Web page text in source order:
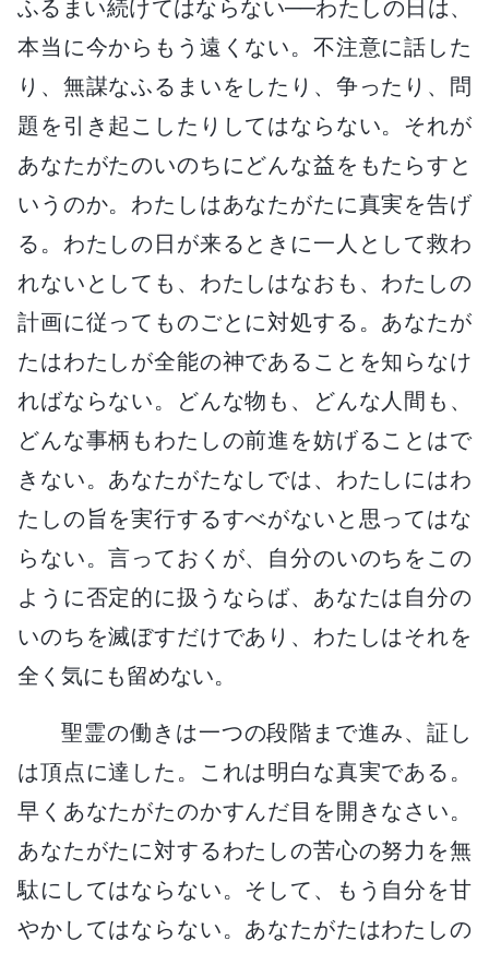
ふるまい続けてはならない──わたしの日は、
本当に今からもう遠くない。不注意に話した
り、無謀なふるまいをしたり、争ったり、問
題を引き起こしたりしてはならない。それが
あなたがたのいのちにどんな益をもたらすと
いうのか。わたしはあなたがたに真実を告げ
る。わたしの日が来るときに一人として救わ
れないとしても、わたしはなおも、わたしの
計画に従ってものごとに対処する。あなたが
たはわたしが全能の神であることを知らなけ
ればならない。どんな物も、どんな人間も、
どんな事柄もわたしの前進を妨げることはで
きない。あなたがたなしでは、わたしにはわ
たしの旨を実行するすべがないと思ってはな
らない。言っておくが、自分のいのちをこの
ように否定的に扱うならば、あなたは自分の
いのちを滅ぼすだけであり、わたしはそれを
全く気にも留めない。
聖霊の働きは一つの段階まで進み、証し
は頂点に達した。これは明白な真実である。
早くあなたがたのかすんだ目を開きなさい。
あなたがたに対するわたしの苦心の努力を無
駄にしてはならない。そして、もう自分を甘
やかしてはならない。あなたがたはわたしの